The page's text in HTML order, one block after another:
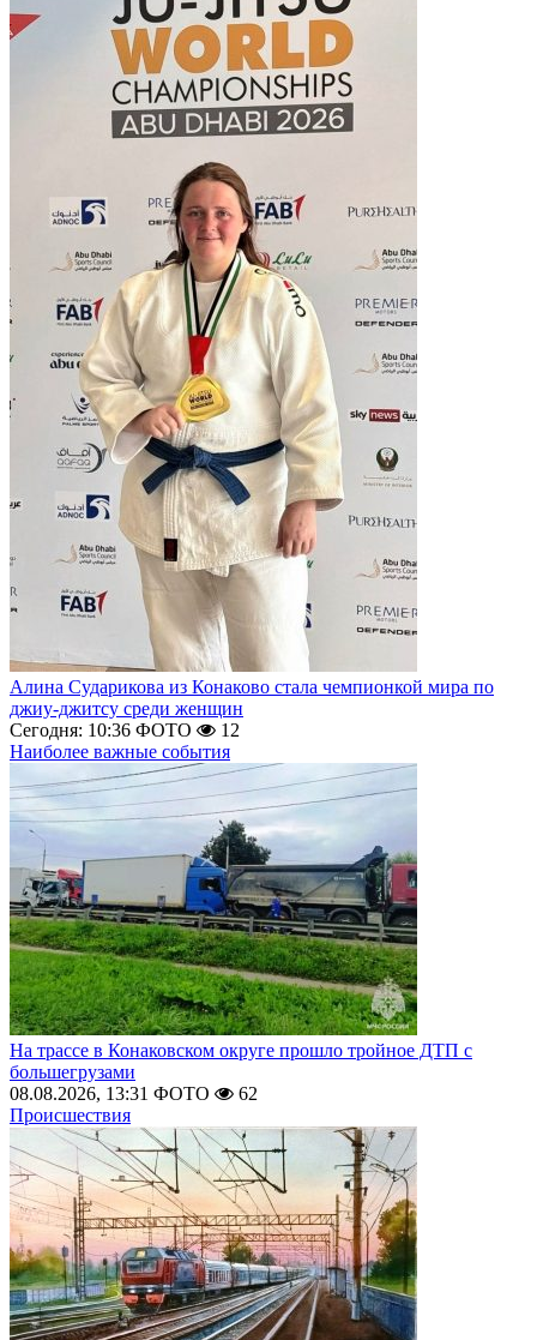
Алина Сударикова из Конаково стала чемпионкой мира по
джиу-джитсу среди женщин
Сегодня: 10:36 ФОТО
12
Наиболее важные события
На трассе в Конаковском округе прошло тройное ДТП с
большегрузами
08.08.2026, 13:31 ФОТО
62
Происшествия